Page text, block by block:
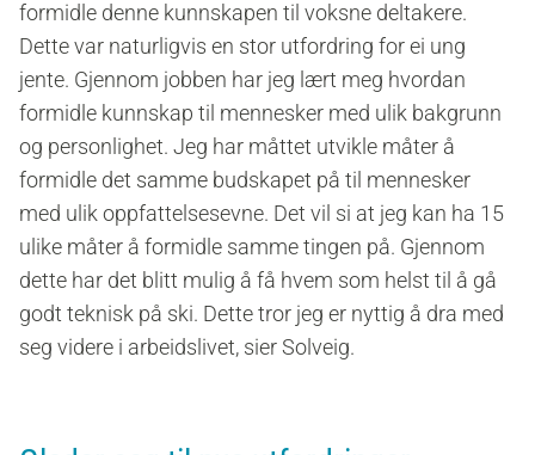
formidle denne kunnskapen til voksne deltakere.
Dette var naturligvis en stor utfordring for ei ung
jente. Gjennom jobben har jeg lært meg hvordan
formidle kunnskap til mennesker med ulik bakgrunn
og personlighet. Jeg har måttet utvikle måter å
formidle det samme budskapet på til mennesker
med ulik oppfattelsesevne. Det vil si at jeg kan ha 15
ulike måter å formidle samme tingen på. Gjennom
dette har det blitt mulig å få hvem som helst til å gå
godt teknisk på ski. Dette tror jeg er nyttig å dra med
seg videre i arbeidslivet, sier Solveig.